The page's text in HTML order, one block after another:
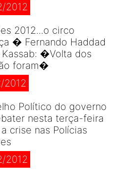
2012
2012...o circo
� Fernando Haddad
�Volta dos
foram�
2012
Político do governo
nesta terça-feira
crise nas Polícias
2012